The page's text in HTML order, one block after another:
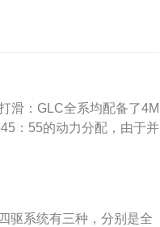
滑：GLC全系均配备了4M
：55的动力分配，由于并
系统会及时介入制动，来
驰GLC还是出现了轮胎腾
驱系统有三种，分别是全